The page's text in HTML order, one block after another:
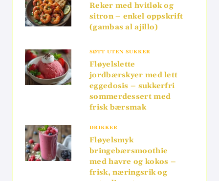
Reker med hvitløk og
sitron – enkel oppskrift
(gambas al ajillo)
SØTT UTEN SUKKER
Fløyelslette
jordbærskyer med lett
eggedosis – sukkerfri
sommerdessert med
frisk bærsmak
DRIKKER
Fløyelsmyk
bringebærsmoothie
med havre og kokos –
frisk, næringsrik og